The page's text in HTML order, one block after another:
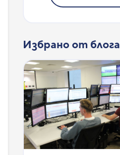
Избрано от блога